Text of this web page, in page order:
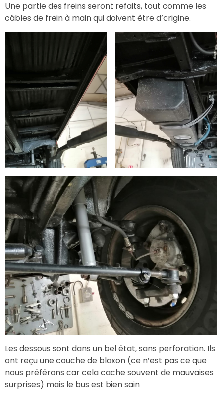
Une partie des freins seront refaits, tout comme les
câbles de frein à main qui doivent être d’origine.
Les dessous sont dans un bel état, sans perforation. Ils
ont reçu une couche de blaxon (ce n’est pas ce que
nous préférons car cela cache souvent de mauvaises
surprises) mais le bus est bien sain